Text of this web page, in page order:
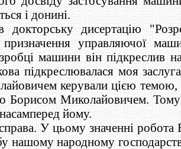
і донині.
дисертацію
управляючої
машини він підкреслив на
підкреслювалася моя
керували цією темою,
Борисом Миколайовичем.
йому.
У цьому значенні
нашому народному